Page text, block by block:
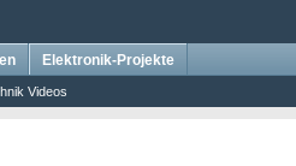
Videos
Elektronik-Projekte